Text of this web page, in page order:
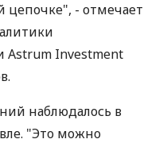
цепочке", - отмечает
Investment
наблюдалось в
"Это можно